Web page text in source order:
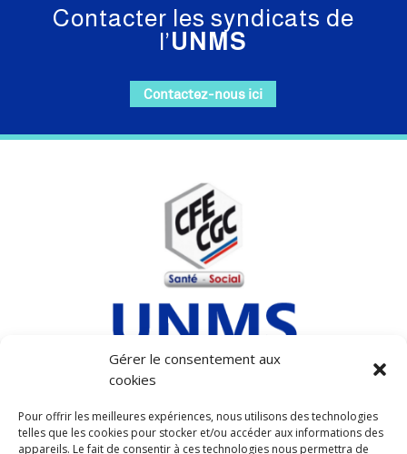
Gérer le consentement aux
cookies
Pour offrir les meilleures expériences, nous utilisons des technologies
telles que les cookies pour stocker et/ou accéder aux informations des
appareils. Le fait de consentir à ces technologies nous permettra de
Contacter les syndicats de
l’UNMS
Contactez-nous ici
MENTIONS LEGALES
POLITIQUE DE COOKIES (UE)